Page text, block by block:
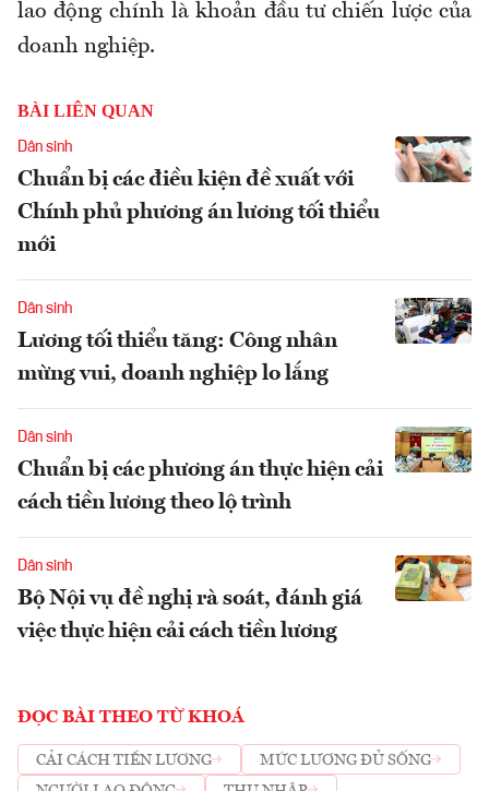
lao động chính là khoản đầu tư chiến lược của
doanh nghiệp.
BÀI LIÊN QUAN
Dân sinh
Chuẩn bị các điều kiện đề xuất với
Chính phủ phương án lương tối thiểu
mới
Dân sinh
Lương tối thiểu tăng: Công nhân
mừng vui, doanh nghiệp lo lắng
Dân sinh
Chuẩn bị các phương án thực hiện cải
cách tiền lương theo lộ trình
Dân sinh
Bộ Nội vụ đề nghị rà soát, đánh giá
việc thực hiện cải cách tiền lương
ĐỌC BÀI THEO TỪ KHOÁ
CẢI CÁCH TIỀN LƯƠNG
MỨC LƯƠNG ĐỦ SỐNG